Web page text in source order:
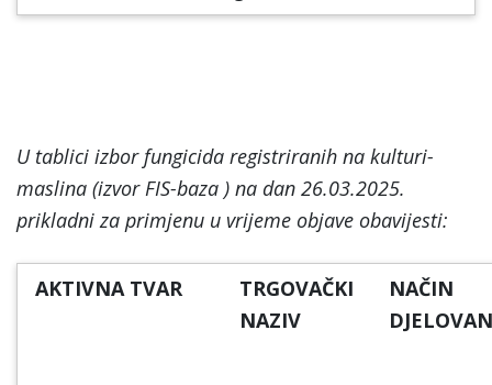
U tablici izbor fungicida registriranih na kulturi-
maslina (izvor FIS-baza ) na dan 26.03.2025.
prikladni za primjenu u vrijeme objave obavijesti:
AKTIVNA TVAR
TRGOVAČKI
NAZIV
NAČIN